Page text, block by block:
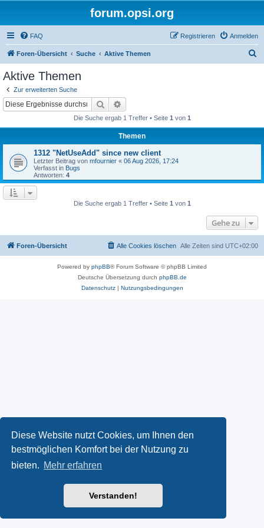
Diese Website nutzt Cookies, um Ihnen den
bestmöglichen Komfort bei der Nutzung zu
bieten. Mehr erfahren
Verstanden!
forum.opsi.org
FAQ Anmelden
Registrieren
Foren-Übersicht Suche Aktive Themen
Aktive Themen
Zur erweiterten Suche
Suche
Die Suche ergab 1 Treffer • Seite 1 von 1
Themen
1312 "NetUseAdd" since new client
Letzter Beitrag von mfournier « 06 Aug 2026, 17:24
Verfasst in Bugs
Antworten: 4
Die Suche ergab 1 Treffer • Seite 1 von 1
Gehe zu
Foren-Übersicht Alle Zeiten sind UTC+02:00
Alle Cookies löschen
Powered by phpBB® Forum Software © phpBB Limited
Deutsche Übersetzung durch phpBB.de
Datenschutz| Nutzungsbedingungen